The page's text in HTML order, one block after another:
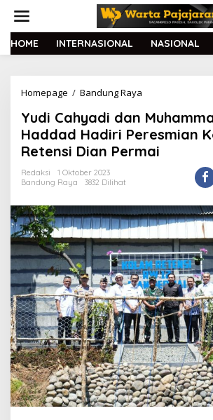
t
HOME INTERNASIONAL NASIONAL
Homepage / Bandung Raya
d
i
C
a
d
i
d
a
n
M
u
h
a
m
m
a
d
A
l
-
H
Yudi Cahyadi dan
Haddad Hadiri Peresmian
Retensi Dian Permai
Redaksi
1 Oktober 2023
Bandung Raya
3832 Dilihat